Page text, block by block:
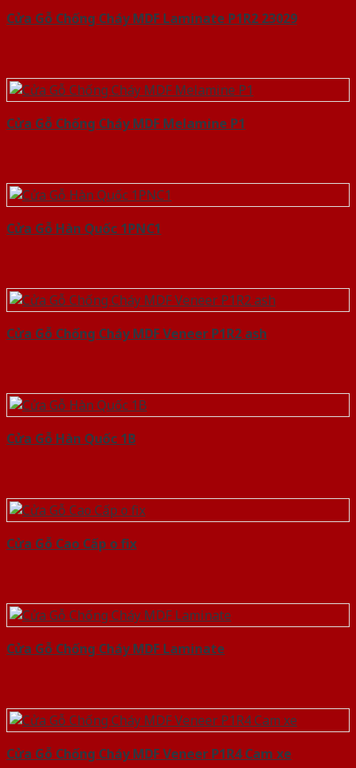
Cửa Gỗ Chống Cháy MDF Laminate P1R2 23029
Cửa Gỗ Chống Cháy MDF Melamine P1
Cửa Gỗ Hàn Quốc 1PNC1
Cửa Gỗ Chống Cháy MDF Veneer P1R2 ash
Cửa Gỗ Hàn Quốc 1B
Cửa Gỗ Cao Cấp o fix
Cửa Gỗ Chống Cháy MDF Laminate
Cửa Gỗ Chống Cháy MDF Veneer P1R4 Cam xe